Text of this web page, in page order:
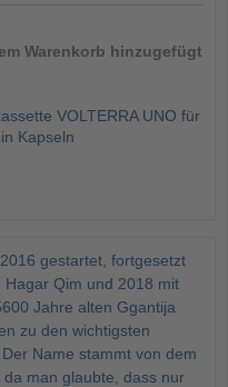
Warenkorb hinzugefügt
VOLTERRA UNO für
Kapseln
gestartet, fortgesetzt
Hagar Qim und 2018 mit
Jahre alten Ggantija
zu den wichtigsten
Name stammt von dem
da man glaubte, dass nur